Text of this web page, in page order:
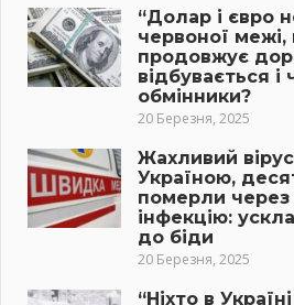
“Долар і євро
червоної межі,
продовжує
відбувається і
обмінники?
20 Березня, 2025
Жахливий
Україною,
померли
інфекцію:
до біди
20 Березня, 2025
“Ніхто в